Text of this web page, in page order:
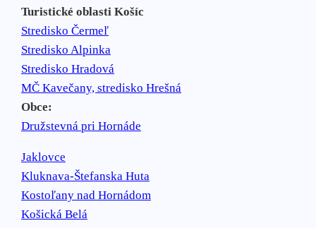
Turistické oblasti Košíc
Stredisko Čermeľ
Stredisko Alpinka
Stredisko Hradová
MČ Kavečany, stredisko Hrešná
Obce:
Družstevná pri Hornáde
Jaklovce
Kluknava-Štefanska Huta
Kostoľany nad Hornádom
Košická Belá